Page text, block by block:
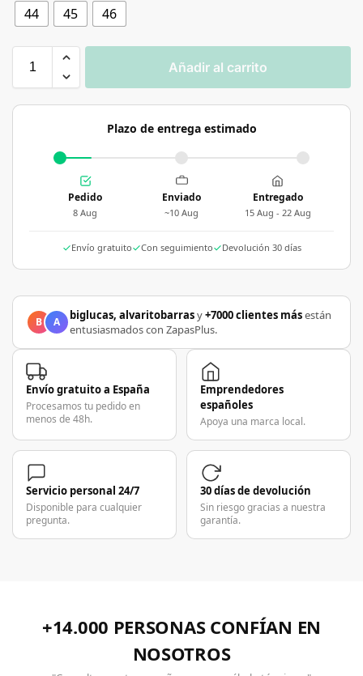
44
45 46
Añadir al carrito
Plazo de entrega estimado
Pedido
8 Aug
Enviado
~10 Aug
Entregado
15 Aug - 22 Aug
Envío gratuito Con seguimiento Devolución 30 días
B A biglucas, alvaritobarrasy+7000 clientes másestán
entusiasmados con ZapasPlus.
Envío gratuito a España
Procesamos tu pedido en
menos de 48h.
Emprendedores
españoles
Apoya una marca local.
Servicio personal 24/7
Disponible para cualquier
pregunta.
30 días de devolución
Sin riesgo gracias a nuestra
garantía.
+14.000 PERSONAS CONFÍAN EN
NOSOTROS